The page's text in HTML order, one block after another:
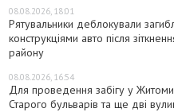
08.08.2026, 18:01
Рятувальники деблокували
конструкціями авто після
району
08.08.2026, 16:54
Для проведення забігу у
Старого бульварів та ще дві